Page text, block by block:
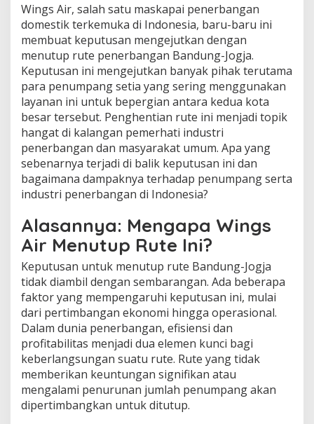
Wings Air, salah satu maskapai penerbangan
domestik terkemuka di Indonesia, baru-baru ini
membuat keputusan mengejutkan dengan
menutup rute penerbangan Bandung-Jogja.
Keputusan ini mengejutkan banyak pihak terutama
para penumpang setia yang sering menggunakan
layanan ini untuk bepergian antara kedua kota
besar tersebut. Penghentian rute ini menjadi topik
hangat di kalangan pemerhati industri
penerbangan dan masyarakat umum. Apa yang
sebenarnya terjadi di balik keputusan ini dan
bagaimana dampaknya terhadap penumpang serta
industri penerbangan di Indonesia?
Alasannya: Mengapa Wings
Air Menutup Rute Ini?
Keputusan untuk menutup rute Bandung-Jogja
tidak diambil dengan sembarangan. Ada beberapa
faktor yang mempengaruhi keputusan ini, mulai
dari pertimbangan ekonomi hingga operasional.
Dalam dunia penerbangan, efisiensi dan
profitabilitas menjadi dua elemen kunci bagi
keberlangsungan suatu rute. Rute yang tidak
memberikan keuntungan signifikan atau
mengalami penurunan jumlah penumpang akan
dipertimbangkan untuk ditutup.